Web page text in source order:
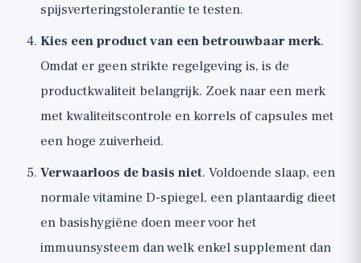
spijsverteringstolerantie te testen.
Kies een product van een betrouwbaar merk.
Omdat er geen strikte regelgeving is, is de
productkwaliteit belangrijk. Zoek naar een merk
met kwaliteitscontrole en korrels of capsules met
een hoge zuiverheid.
Verwaarloos de basis niet. Voldoende slaap, een
normale vitamine D-spiegel, een plantaardig dieet
en basishygiëne doen meer voor het
immuunsysteem dan welk enkel supplement dan